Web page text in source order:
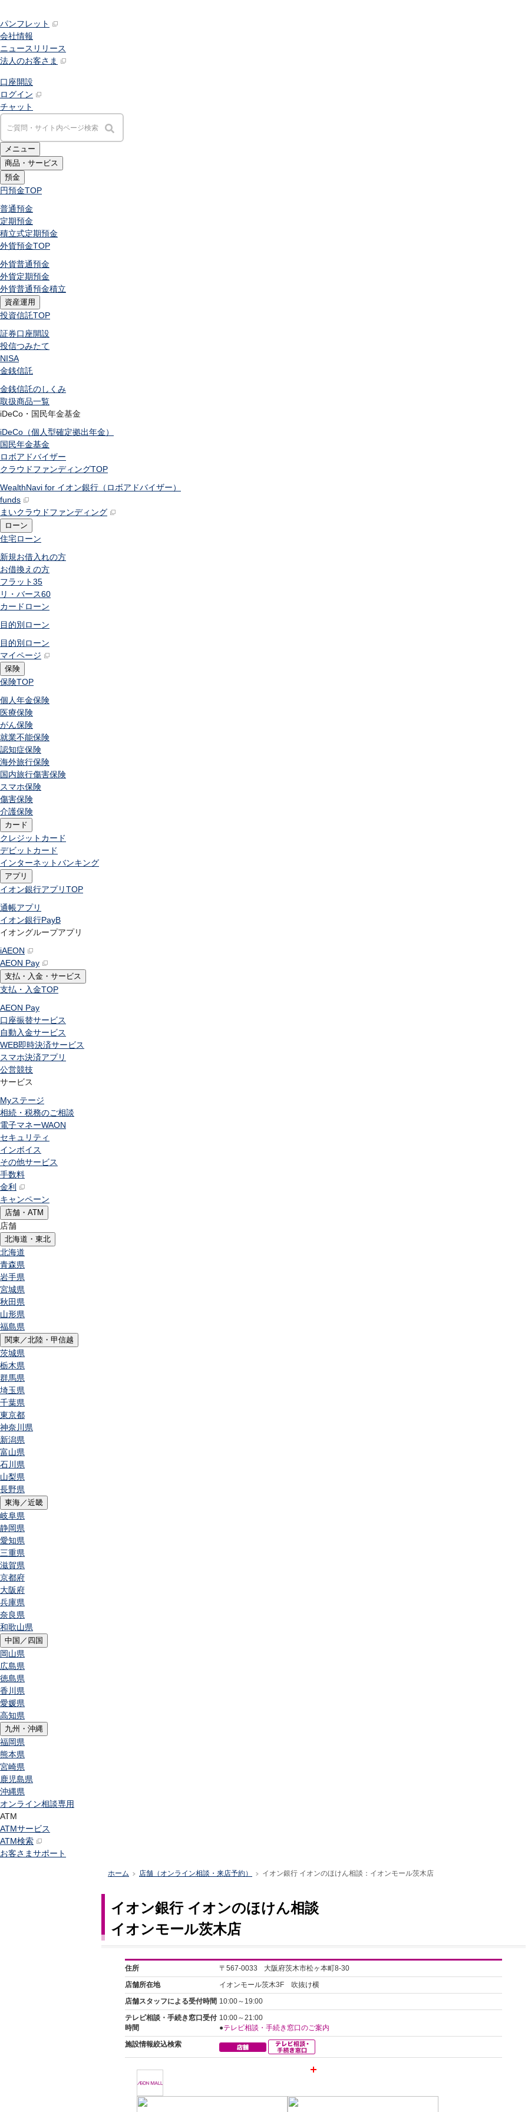
パンフレット
会社情報
ニュースリリース
法人のお客さま
口座開設
ログイン
チャット
メニュー
商品・サービス
預金
円預金TOP
普通預金
定期預金
積立式定期預金
外貨預金TOP
外貨普通預金
外貨定期預金
外貨普通預金積立
資産運用
投資信託TOP
証券口座開設
投信つみたて
NISA
金銭信託
金銭信託のしくみ
取扱商品一覧
iDeCo・国民年金基金
iDeCo（個人型確定拠出年金）
国民年金基金
ロボアドバイザー
クラウドファンディングTOP
WealthNavi for イオン銀行（ロボアドバイザー）
funds
まいクラウドファンディング
ローン
住宅ローン
新規お借入れの方
お借換えの方
フラット35
リ・バース60
カードローン
目的別ローン
目的別ローン
マイページ
保険
保険TOP
個人年金保険
医療保険
がん保険
就業不能保険
認知症保険
海外旅行保険
国内旅行傷害保険
スマホ保険
傷害保険
介護保険
カード
クレジットカード
デビットカード
インターネットバンキング
アプリ
イオン銀行アプリTOP
通帳アプリ
イオン銀行PayB
イオングループアプリ
iAEON
AEON Pay
支払・入金・サービス
支払・入金TOP
AEON Pay
口座振替サービス
自動入金サービス
WEB即時決済サービス
スマホ決済アプリ
公営競技
サービス
Myステージ
相続・税務のご相談
電子マネーWAON
セキュリティ
インボイス
その他サービス
手数料
金利
キャンペーン
店舗・ATM
店舗
北海道・東北
北海道
青森県
岩手県
宮城県
秋田県
山形県
福島県
関東／北陸・甲信越
茨城県
栃木県
群馬県
埼玉県
千葉県
東京都
神奈川県
新潟県
富山県
石川県
山梨県
長野県
東海／近畿
岐阜県
静岡県
愛知県
三重県
滋賀県
京都府
大阪府
兵庫県
奈良県
和歌山県
中国／四国
岡山県
広島県
徳島県
香川県
愛媛県
高知県
九州・沖縄
福岡県
熊本県
宮崎県
鹿児島県
沖縄県
オンライン相談専用
ATM
ATMサービス
ATM検索
お客さまサポート
ホーム >店舗（オンライン相談・来店予約） イオン銀行 イオンのほけん相談：イオンモール茨木店
イオン銀行 イオンのほけん相談
イオンモール茨木店